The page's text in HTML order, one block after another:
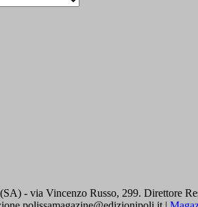
- via Vincenzo Russo, 299. Direttore